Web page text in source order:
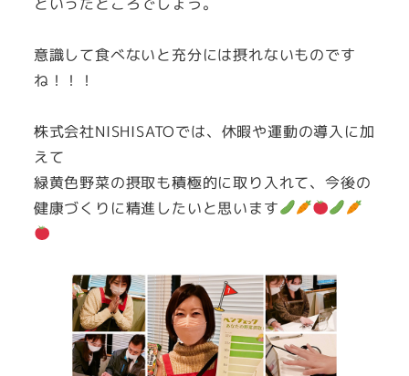
意識して食べないと充分には摂れないものです
ね！！！
株式会社NISHISATOでは、休暇や運動の導入に加
えて
緑黄色野菜の摂取も積極的に取り入れて、今後の
健康づくりに精進したいと思います